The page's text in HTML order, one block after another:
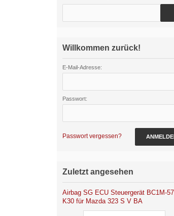
Willkommen zurück!
E-Mail-Adresse:
Passwort:
Passwort vergessen?
Zuletzt angesehen
Airbag SG ECU Steuergerät BC1M-
K30 für Mazda 323 S V BA